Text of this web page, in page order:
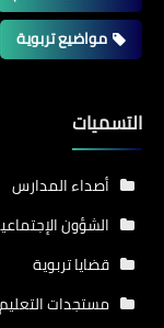
مواضيع تربوية
التسميات
أصداء المدارس
الشؤون
قضايا تربوية
مستجدات التعليم